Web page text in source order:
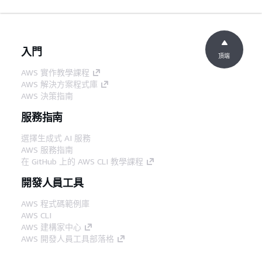
入門
AWS 實作教學課程
AWS 解決方案程式庫
AWS 決策指南
服務指南
選擇生成式 AI 服務
AWS 服務指南
在 GitHub 上的 AWS CLI 教學課程
開發人員工具
AWS 程式碼範例庫
AWS CLI
AWS 建構家中心
AWS 開發人員工具部落格
頂端